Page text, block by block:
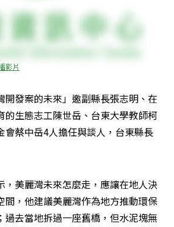
影片
開發案的未來」邀副縣長張志明、在
的生態志工陳世岳、台東大學教師柯
會蔡中岳4人擔任與談人，台東縣長
，美麗灣未來怎麼走，應讓在地人決
間，他建議美麗灣作為地方推動環保
過去當地拆過一座舊橋，但水泥塊無